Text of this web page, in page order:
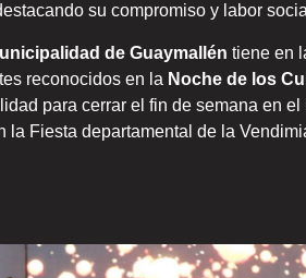
su compromiso y labor
de Guaymallén tiene en
reconocidos en la Noche de los
para cerrar el fin de semana en el
la Fiesta departamental de la